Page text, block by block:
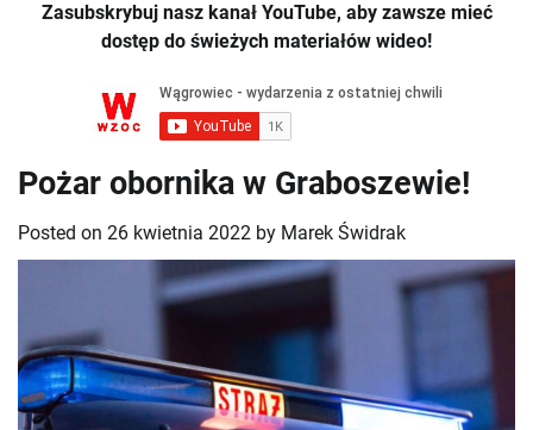
Zasubskrybuj nasz kanał YouTube, aby zawsze mieć
dostęp do świeżych materiałów wideo!
Pożar obornika w Graboszewie!
Posted on 26 kwietnia 2022 by Marek Świdrak